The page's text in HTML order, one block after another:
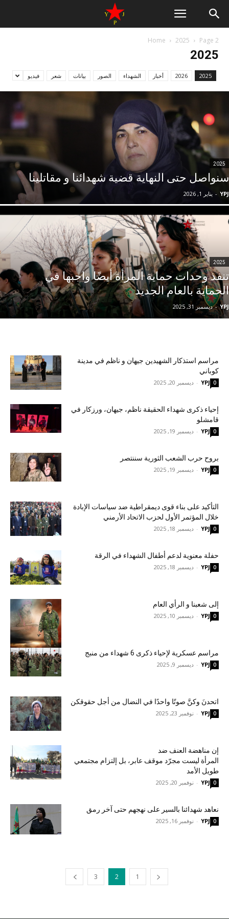
Home 2025 Page 2
2025
2025
2026 أخبار الشهداء الصور بيانات شعر فيديو
2025
سنواصل حتى النهاية قضية شهدائنا و مقاتلينا
YPJ
- يناير 1, 2026
2025
تنفذ وحدات حماية المرأة أيضًا واجبها في
الحماية بالعام الجديد
YPJ
- ديسمبر 31, 2025
مراسم استذكار الشهيدين جيهان و ناظم في مدينة
كوباني
YPJ
- ديسمبر 20, 2025 0
إحياء ذكرى شهداء الحقيقة ناظم، جيهان، ورزكار في
قامشلو
YPJ
- ديسمبر 19, 2025 0
بروح حرب الشعب الثورية سننتصر
YPJ
- ديسمبر 19, 2025 0
التأكيد على بناء قوى ديمقراطية ضد سياسات الإبادة
خلال المؤتمر الأول لحزب الاتحاد الأرمني
YPJ
- ديسمبر 18, 2025 0
حفلة معنوية لدعم أطفال الشهداء في الرقة
YPJ
- ديسمبر 18, 2025 0
إلى شعبنا و الرأي العام
YPJ
- ديسمبر 10, 2025 0
مراسم عسكرية لإحياء ذكرى 6 شهداء من منبج
YPJ
- ديسمبر 9, 2025 0
اتحدنَ وكنَّ صوتًا واحدًا في النضال من أجل حقوقكن
YPJ
- نوفمبر 23, 2025 0
إن مناهضة العنف ضد
المرأة ليست مجرّد موقف عابر، بل إلتزام مجتمعي
طويل الأمد
YPJ
- نوفمبر 20, 2025 0
نعاهد شهدائنا بالسير على نهجهم حتى آخر رمق
YPJ
- نوفمبر 16, 2025 0
1
2
3